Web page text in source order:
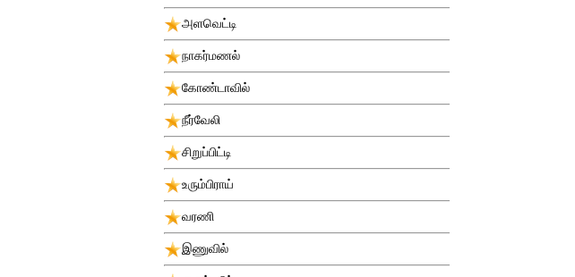
அளவெட்டி
நாகர்மணல்
கோண்டாவில்
நீர்வேலி
சிறுப்பிட்டி
உரும்பிராய்
வரணி
இணுவில்